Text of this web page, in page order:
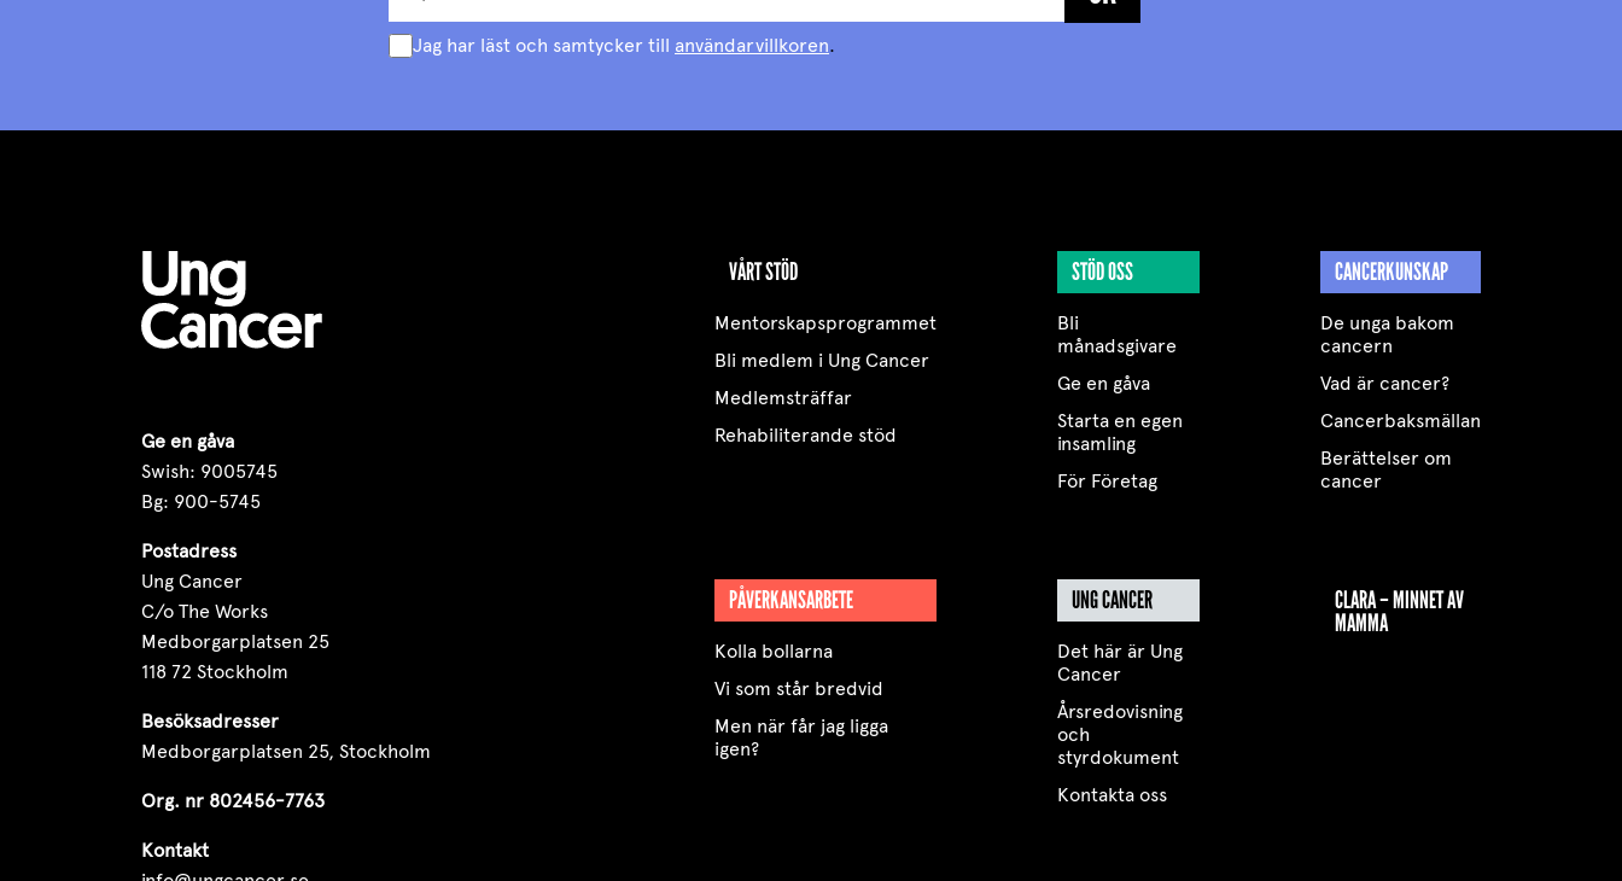
Jag har läst och samtycker till användarvillkoren.
Ge en gåva
Swish: 9005745
Bg: 900-5745
Postadress
Ung Cancer
C/o The Works
Medborgarplatsen 25
118 72 Stockholm
Besöksadresser
Medborgarplatsen 25, Stockholm
Org. nr 802456-7763
Kontakt
VÅRT STÖD
Mentorskapsprogrammet
Bli medlem i Ung Cancer
Medlemsträffar
Rehabiliterande stöd
STÖD OSS
Bli
månadsgivare
Ge en gåva
Starta en egen
insamling
För Företag
CANCERKUNSKAP
De unga bakom
cancern
Vad är cancer?
Cancerbaksmällan
Berättelser om
cancer
PÅVERKANSARBETE
Kolla bollarna
Vi som står bredvid
Men när får jag ligga
igen?
UNG CANCER
Det här är Ung
Cancer
Årsredovisning
och
styrdokument
Kontakta oss
CLARA – MINNET AV
MAMMA